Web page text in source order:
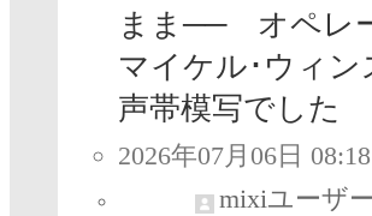
まま── オペレ
マイケル･ウィン
声帯模写でした
2026年07月06日 08:18
mixiユーザー